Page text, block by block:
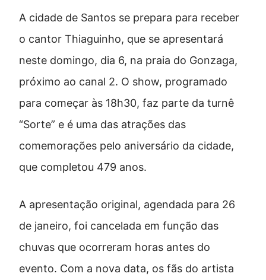
A cidade de Santos se prepara para receber
o cantor Thiaguinho, que se apresentará
neste domingo, dia 6, na praia do Gonzaga,
próximo ao canal 2. O show, programado
para começar às 18h30, faz parte da turnê
“Sorte” e é uma das atrações das
comemorações pelo aniversário da cidade,
que completou 479 anos.
A apresentação original, agendada para 26
de janeiro, foi cancelada em função das
chuvas que ocorreram horas antes do
evento. Com a nova data, os fãs do artista